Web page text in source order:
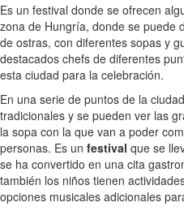
Es un festival donde se ofrecen
zona de Hungría, donde se puede
de ostras, con diferentes sopas y
destacados chefs de diferentes
esta ciudad para la celebración.
En una serie de puntos de la
tradicionales y se pueden ver las
la sopa con la que van a poder
personas. Es un festival que se
se ha convertido en una cita
también los niños tienen
opciones musicales adicionales